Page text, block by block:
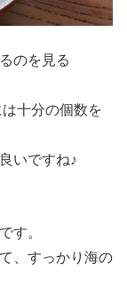
のを見る
十分の個数を
いですね♪
す。
、すっかり海の